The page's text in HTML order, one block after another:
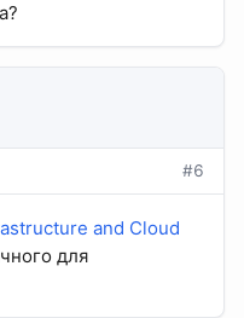
#6
and Cloud
для